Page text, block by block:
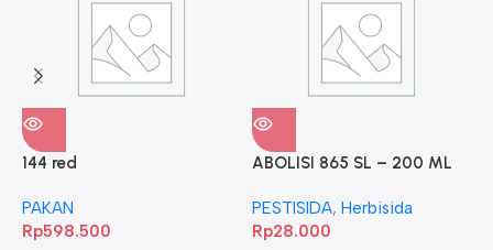
144 red
PAKAN
Rp598.500
ABOLISI 865 SL – 200 ML
PESTISIDA, Herbisida
Rp28.000